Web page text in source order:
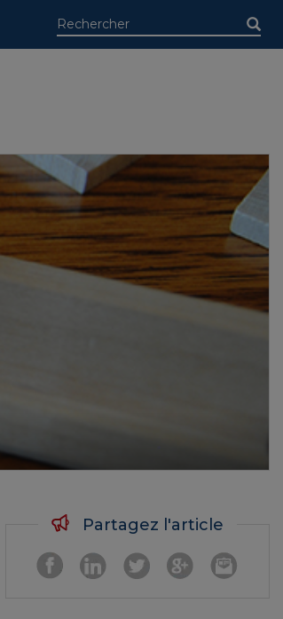
Partagez l'article